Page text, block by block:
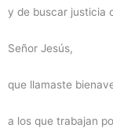
y de buscar justicia
Señor Jesús,
que llamaste
a los que trabajan